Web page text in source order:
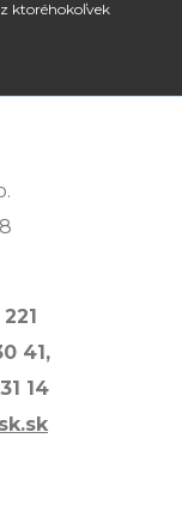
ktoréhokoľvek
41,
14